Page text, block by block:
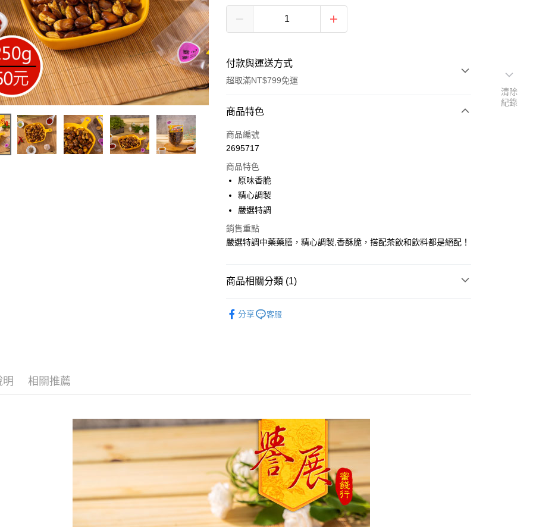
付款與運送方式
超取滿NT$799免運
付款方式
信用卡一次付款
LINE Pay
Apple Pay
悠遊付
全盈+PAY
ATM付款
每筆NT$60，滿NT$799(含以上)免運費
7-11取貨付款
每筆NT$60，滿NT$799(含以上)免運費
付款後7-11取貨
每筆NT$60，滿NT$799(含以上)免運費
宅配到家
商品特色
商品編號
2695717
商品特色
原味香脆
精心調製
嚴選特調
銷售重點
嚴選特調中藥藥膳，精心調製,香酥脆，搭配茶飲和飲料都是絕配！
商品相關分類 (1)
分享
客服
明 相關推薦
清除
紀錄